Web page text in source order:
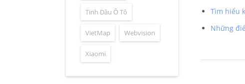
Tìm hiểu
Những
Tinh Dầu Ô Tô
VietMap Webvision
Xiaomi